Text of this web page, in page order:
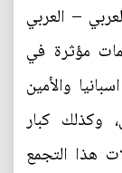
– العربي
مؤثرة في
والأمين
وكذلك كبار
هذا التجمع